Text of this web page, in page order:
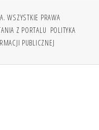
WSZYSTKIE PRAWA
Z PORTALU POLITYKA
PUBLICZNEJ